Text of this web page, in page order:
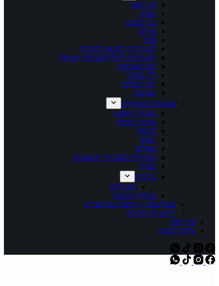
חגי תשרי
חנוכה
ט"ו בשבט
פורים
פסח
יום הזיכרון לשואה ולגבורה
יום הזיכרון לחללי מערכות ישראל
יום העצמאות
ל"ג בעומר
יום ירושלים
שבועות
צעצועים ומשחקים
משחקי קופסא
אתגרי חשיבה
מונופול
קטאן
פאזלים
משחקים לפעוטות וקטנטנים
בובות
מכוניות
הוט ווילס
משחקי מגנטים
סובלימציה – הדפסה על מוצרים
ריהוט לגן ולכיתה
צרו קשר
אודות ימיניס